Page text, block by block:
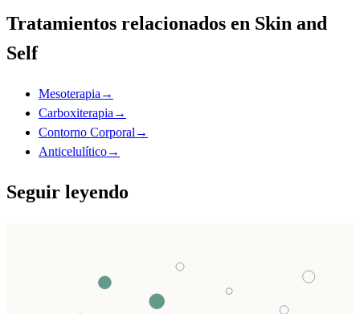
Tratamientos relacionados en Skin and
Self
Mesoterapia →
Carboxiterapia →
Contorno Corporal →
Anticelulítico→
Seguir leyendo